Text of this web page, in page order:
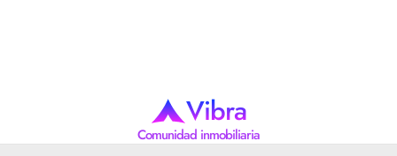
Vibra
Comunidad inmobiliaria